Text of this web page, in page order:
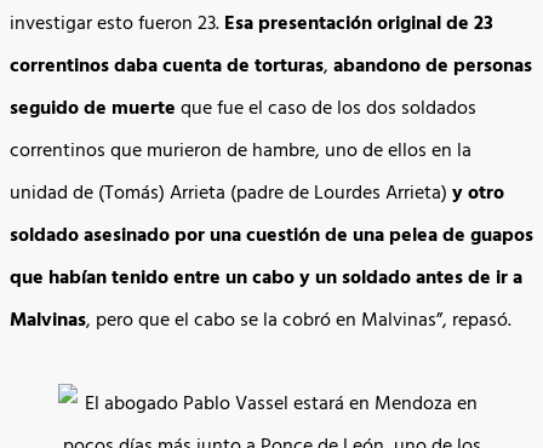
investigar esto fueron 23.Esa presentación original de 23
correntinos daba cuenta de torturas,abandono de personas
seguido de muerteque fue el caso de los dos soldados
correntinos que murieron de hambre, uno de ellos en la
unidad de (Tomás) Arrieta (padre de Lourdes Arrieta)y otro
soldado asesinado por una cuestión de una pelea de guapos
que habían tenido entre un cabo y un soldado antes de ir a
Malvinas, pero que el cabo se la cobró en Malvinas”, repasó.